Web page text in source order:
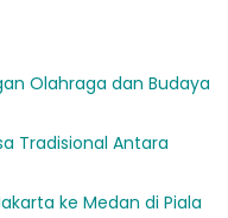
Olahraga dan Budaya
Tradisional Antara
ke Medan di Piala